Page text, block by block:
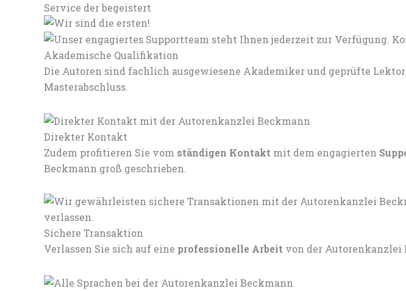
Service der begeistert
Akademische Qualifikation
Die Autoren sind fachlich ausgewiesene Akademiker und geprüfte
Masterabschluss.
Direkter Kontakt
Zudem profitieren Sie vom ständigen Kontakt mit dem engagierten
Beckmann groß geschrieben.
Sichere Transaktion
Verlassen Sie sich auf eine professionelle Arbeit von der Autorenkanzlei